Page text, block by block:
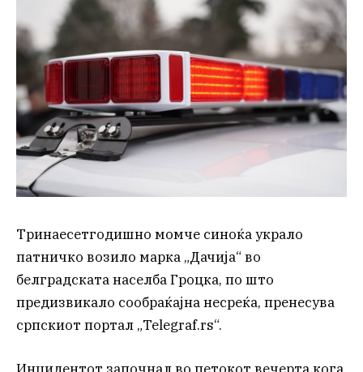
Тринаесетгодишно момче синоќа украло
патничко возило марка „Дачија“ во
белградската населба Гроцка, по што
предизвикало сообраќајна несреќа, пренесува
српскиот портал „Telegraf.rs“.